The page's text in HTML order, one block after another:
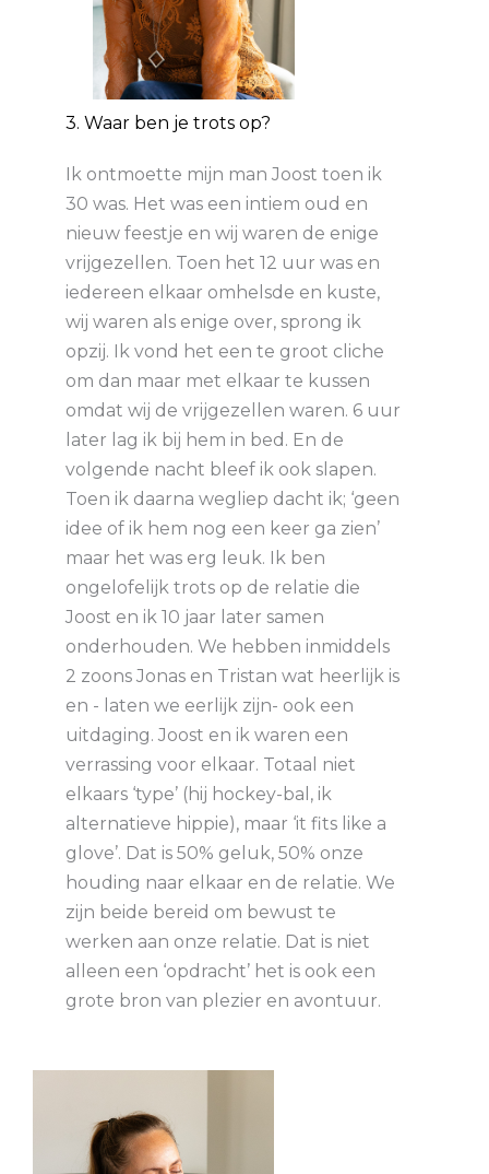
3. Waar ben je trots op?
Ik ontmoette mijn man Joost toen ik
30 was. Het was een intiem oud en
nieuw feestje en wij waren de enige
vrijgezellen. Toen het 12 uur was en
iedereen elkaar omhelsde en kuste,
wij waren als enige over, sprong ik
opzij. Ik vond het een te groot cliche
om dan maar met elkaar te kussen
omdat wij de vrijgezellen waren. 6 uur
later lag ik bij hem in bed. En de
volgende nacht bleef ik ook slapen.
Toen ik daarna wegliep dacht ik; ‘geen
idee of ik hem nog een keer ga zien’
maar het was erg leuk. Ik ben
ongelofelijk trots op de relatie die
Joost en ik 10 jaar later samen
onderhouden. We hebben inmiddels
2 zoons Jonas en Tristan wat heerlijk is
en - laten we eerlijk zijn- ook een
uitdaging. Joost en ik waren een
verrassing voor elkaar. Totaal niet
elkaars ‘type’ (hij hockey-bal, ik
alternatieve hippie), maar ‘it fits like a
glove’. Dat is 50% geluk, 50% onze
houding naar elkaar en de relatie. We
zijn beide bereid om bewust te
werken aan onze relatie. Dat is niet
alleen een ‘opdracht’ het is ook een
grote bron van plezier en avontuur.